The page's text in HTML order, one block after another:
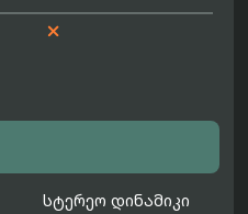

სტერეო დინამიკი